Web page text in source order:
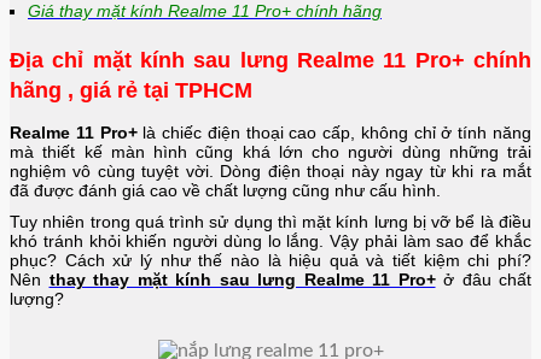
Giá thay mặt kính Realme 11 Pro+ chính hãng
Địa chỉ mặt kính sau lưng Realme 11 Pro+ chính
hãng , giá rẻ tại TPHCM
Realme 11 Pro+là chiếc điện thoại cao cấp, không chỉ ở tính năng
mà thiết kế màn hình cũng khá lớn cho người dùng những trải
nghiệm vô cùng tuyệt vời. Dòng điện thoại này ngay từ khi ra mắt
đã được đánh giá cao về chất lượng cũng như cấu hình.
Tuy nhiên trong quá trình sử dụng thì mặt kính lưng bị vỡ bể là điều
khó tránh khỏi khiến người dùng lo lắng. Vậy phải làm sao để khắc
phục? Cách xử lý như thế nào là hiệu quả và tiết kiệm chi phí?
Nên thay thay mặt kính sau lưng Realme 11 Pro+ở đâu chất
lượng?